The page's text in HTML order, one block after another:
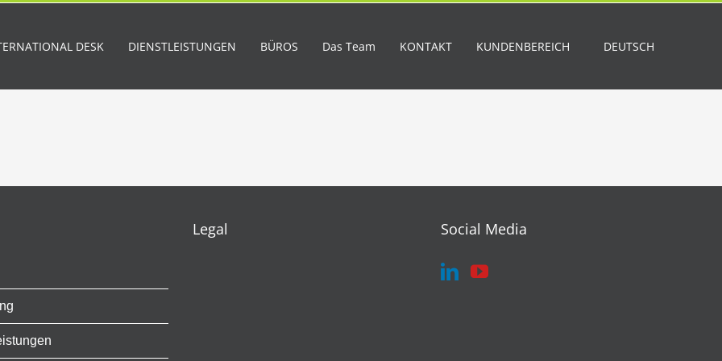
DESK DIENSTLEISTUNGEN BÜROS Das Team KONTAKT KUNDENBEREICH DEUTSCH
Legal Social Media